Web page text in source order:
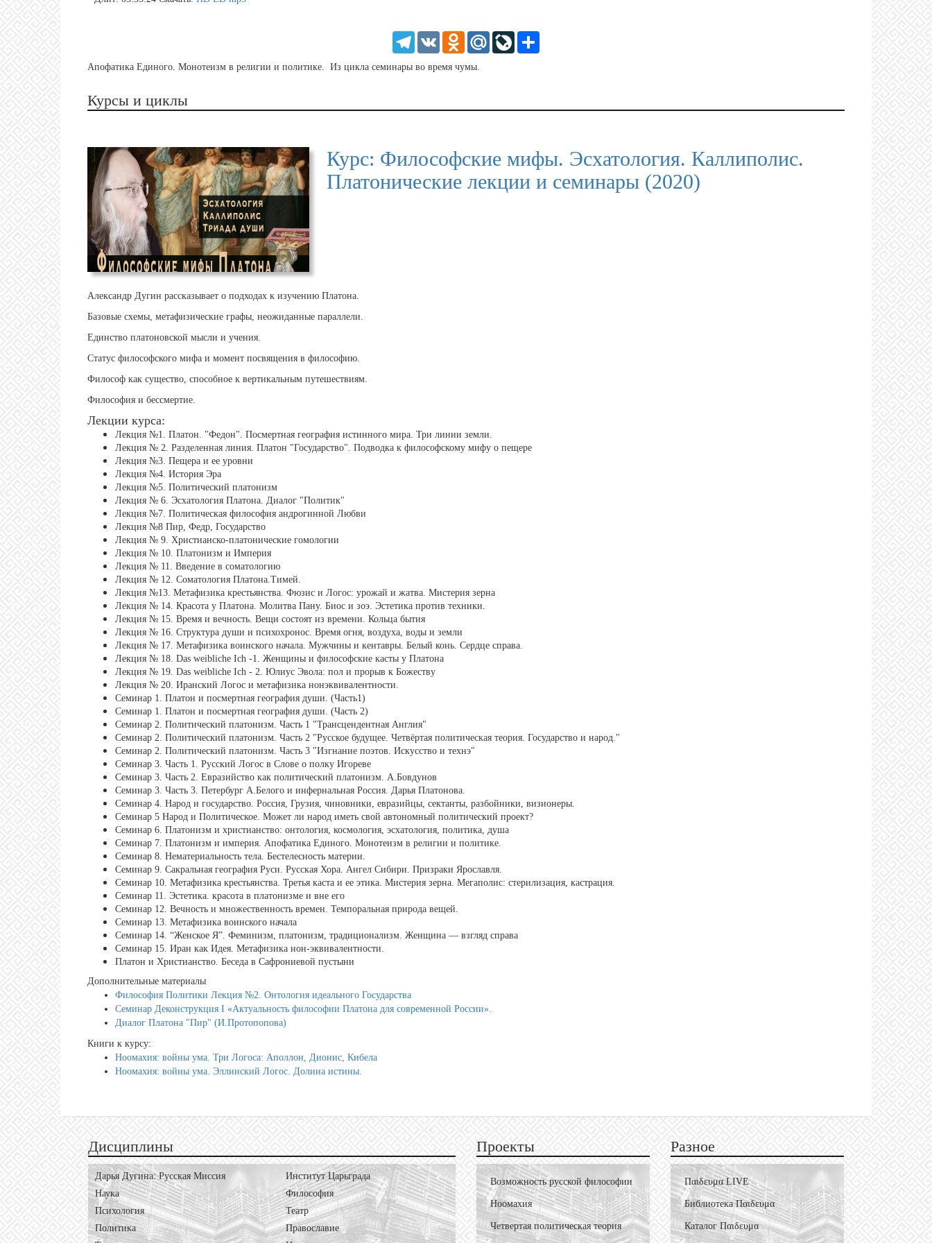
TelegramVK Odnoklassniki
Mail.Ru LiveJournal
Апофатика Единого. Монотеизм в религии и политике. Из цикла семинары во время чумы.
Курсы и циклы
Курс: Философские мифы. Эсхатология. Каллиполис.
Платонические лекции и семинары (2020)
Александр Дугин рассказывает о подходах к изучению Платона.
Базовые схемы, метафизические графы, неожиданные параллели.
Единство платоновской мысли и учения.
Статус философского мифа и момент посвящения в философию.
Философ как существо, способное к вертикальным путешествиям.
Философия и бессмертие.
Лекции курса:
Лекция №1. Платон. "Федон". Посмертная география истинного мира. Три линии земли.
Лекция № 2. Разделенная линия. Платон "Государство". Подводка к философскому мифу о пещере
Лекция №3. Пещера и ее уровни
Лекция №4. История Эра
Лекция №5. Политический платонизм
Лекция № 6. Эсхатология Платона. Диалог "Политик"
Лекция №7. Политическая философия андрогинной Любви
Лекция №8 Пир, Федр, Государство
Лекция № 9. Христианско-платонические гомологии
Лекция № 10. Платонизм и Империя
Лекция № 11. Введение в соматологию
Лекция № 12. Соматология Платона.Тимей.
Лекция №13. Метафизика крестьянства. Фюзис и Логос: урожай и жатва. Мистерия зерна
Лекция № 14. Красота у Платона. Молитва Пану. Биос и зоэ. Эстетика против техники.
Лекция № 15. Время и вечность. Вещи состоят из времени. Кольца бытия
Лекция № 16. Структура души и психохронос. Время огня, воздуха, воды и земли
Лекция № 17. Метафизика воинского начала. Мужчины и кентавры. Белый конь. Сердце справа.
Лекция № 18. Das weibliche Ich -1. Женщины и философские касты у Платона
Лекция № 19. Das weibliche Ich - 2. Юлиус Эвола: пол и прорыв к Божеству
Лекция № 20. Иранский Логос и метафизика нонэквивалентности.
Семинар 1. Платон и посмертная география души. (Часть1)
Семинар 1. Платон и посмертная география души. (Часть 2)
Семинар 2. Политический платонизм. Часть 1 "Трансцендентная Англия"
Семинар 2. Политический платонизм. Часть 2 "Русское будущее. Четвёртая политическая теория. Государство и народ."
Семинар 2. Политический платонизм. Часть 3 "Изгнание поэтов. Искусство и технэ"
Семинар 3. Часть 1. Русский Логос в Слове о полку Игореве
Семинар 3. Часть 2. Евразийство как политический платонизм. А.Бовдунов
Семинар 3. Часть 3. Петербург А.Белого и инфернальная Россия. Дарья Платонова.
Семинар 4. Народ и государство. Россия, Грузия, чиновники, евразийцы, сектанты, разбойники, визионеры.
Семинар 5 Народ и Политическое. Может ли народ иметь свой автономный политический проект?
Семинар 6. Платонизм и христианство: онтология, космология, эсхатология, политика, душа
Семинар 7. Платонизм и империя. Апофатика Единого. Монотеизм в религии и политике.
Семинар 8. Нематериальность тела. Бестелесность материи.
Семинар 9. Сакральная география Руси. Русская Хора. Ангел Сибири. Призраки Ярославля.
Семинар 10. Метафизика крестьянства. Третья каста и ее этика. Мистерия зерна. Мегаполис: стерилизация, кастрация.
Семинар 11. Эстетика. красота в платонизме и вне его
Семинар 12. Вечность и множественность времен. Темпоральная природа вещей.
Семинар 13. Метафизика воинского начала
Семинар 14. “Женское Я”. Феминизм, платонизм, традиционализм. Женщина — взгляд справа
Семинар 15. Иран как Идея. Метафизика нон-эквивалентности.
Платон и Христианство. Беседа в Сафрониевой пустыни
Дополнительные материалы
Философия Политики Лекция №2. Онтология идеального Государства
Cеминар Деконструкция I «Актуальность философии Платона для современной России».
Диалог Платона "Пир" (И.Протопопова)
Книги к курсу:
Ноомахия: войны ума. Три Логоса: Аполлон, Дионис, Кибела
Ноомахия: войны ума. Эллинский Логос. Долина истины.
Дисциплины
Дарья Дугина: Русская Миссия
Институт Царьграда
Наука
Философия
Психология
Театр
Политика
Православие
Проекты
Возможность русской философии
Ноомахия
Четвертая политическая теория
Разное
Пαιδευμα LIVE
Библиотека Пαιδευμα
Каталог Пαιδευμα